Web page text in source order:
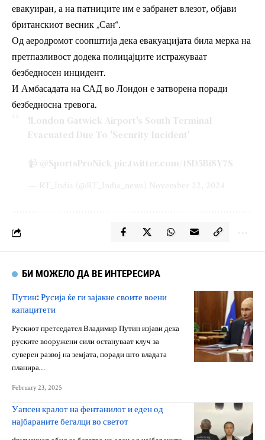
евакуиран, а на патниците им е забранет влезот, објави
британскиот весник „Сан“.
Од аеродромот соопштија дека евакуацијата била мерка на
претпазливост додека полицајците истражуваат
безбедносен инцидент.
И Амбасадата на САД во Лондон е затворена поради
безбедносна тревога.
❗️London Gatwick Airport's South Terminal
Evacuated Due To 'Security Incident'
📹 @SportsProNick pic.twitter.com/1SD5Bi8Y7S
— RT_India (@RT_India_news) November 22, 2024
БИ МОЖЕЛО ДА ВЕ ИНТЕРЕСИРА
Путин: Русија ќе ги зајакне своите воени
капацитети
Рускиот претседател Владимир Путин изјави дека
руските вооружени сили остануваат клуч за
суверен развој на земјата, поради што владата
планира…
February 23, 2025
Уапсен кралот на фентанилот и еден од
најбараните бегалци во светот